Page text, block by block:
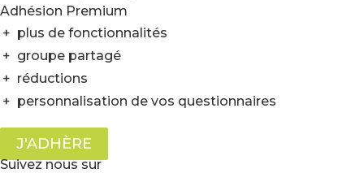
Adhésion Premium
+ plus de fonctionnalités
+ groupe partagé
+ réductions
+ personnalisation de vos questionnaires
J'ADHÈRE
Suivez nous sur